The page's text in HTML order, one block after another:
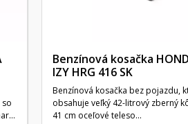
so
Benzínová kosačka
IZY HRG 416 SK
Benzínová kosačka bez pojazdu,
obsahuje veľký 42-litrový zberný
41 cm oceľové teleso...